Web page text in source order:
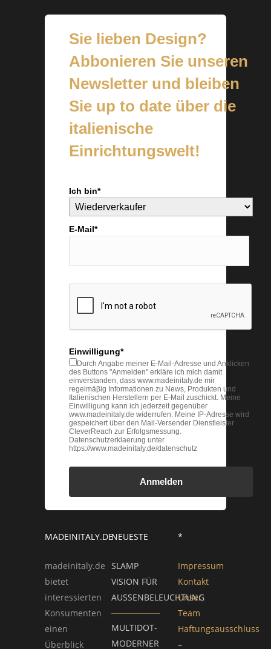
Sie lieben Design?
Abbonieren Sie unseren
Newsletter und bleiben
Sie up to date über die
italienische
Einrichtungswelt!
Ich bin*
E-Mail*
Einwilligung*
Durch Angabe meiner E-Mail-Adresse und Anklicken
des Buttons "Anmelden" erkläre ich mich damit
einverstanden, dass www.madeinitaly.de mir
regelmäβig Informationen zu News, Produkten und
Italienischen Herstellern per E-Mail zuschickt. Meine
Einwilligung kann ich jederzeit gegenüber
www.madeinitaly.de widerrufen. Meine IP-Adresse wird
gespeichert über den Mail-Versender Dienstleister
CleverReach zur Erfolgsmessung.
Datenschutzerklaerung unter
https://www.madeinitaly.de/datenschutz
Anmelden
MADEINITALY.DE
madeinitaly.de
bietet
interessierten
Konsumenten
einen
Überblick
NEUESTE
SLAMP
VISION FÜR
AUSSENBELEUCHTUNG
MULTIDOT-
MODERNER
*
Impressum
Kontakt
Unser
Team
Haftungsausschluss
–